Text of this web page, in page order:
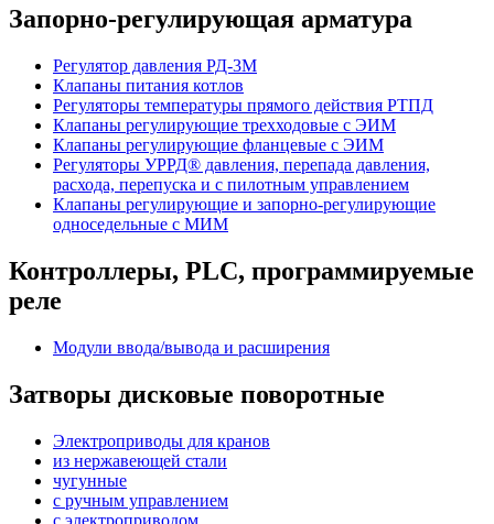
Запорно-регулирующая арматура
Регулятор давления РД-3М
Клапаны питания котлов
Регуляторы температуры прямого действия РТПД
Клапаны регулирующие трехходовые с ЭИМ
Клапаны регулирующие фланцевые с ЭИМ
Регуляторы УРРД® давления, перепада давления,
расхода, перепуска и с пилотным управлением
Клапаны регулирующие и запорно-регулирующие
односедельные с МИМ
Контроллеры, PLС, программируемые
реле
Модули ввода/вывода и расширения
Затворы дисковые поворотные
Электроприводы для кранов
из нержавеющей стали
чугунные
с ручным управлением
c электроприводом